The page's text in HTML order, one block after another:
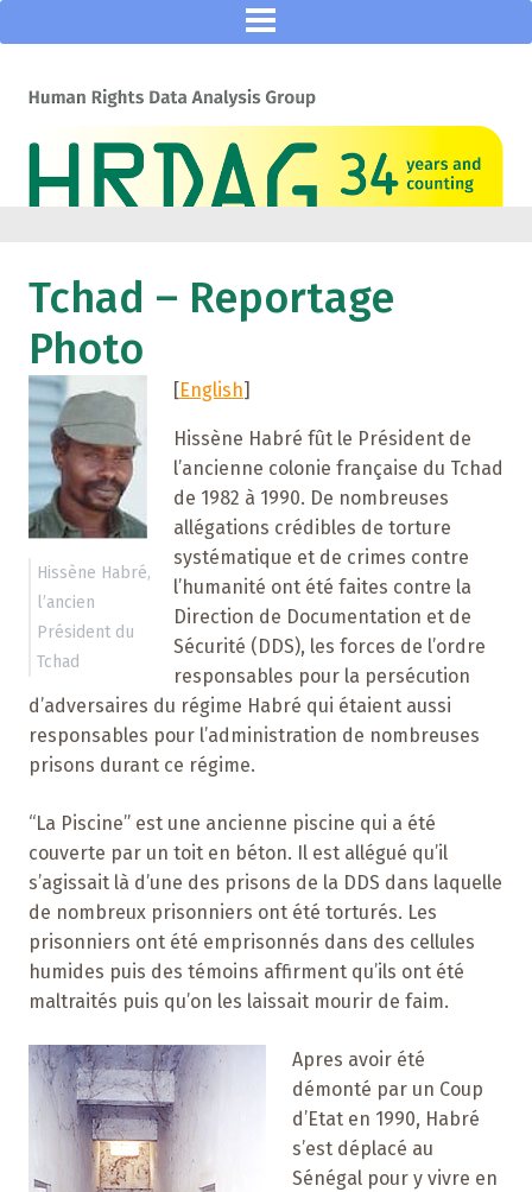
Tchad – Reportage
Photo
[ English]
Hissène Habré,
l’ancien
Président du
Tchad
Hissène Habré fût le Président de
l’ancienne colonie française du Tchad
de 1982 à 1990. De nombreuses
allégations crédibles de torture
systématique et de crimes contre
l’humanité ont été faites contre la
Direction de Documentation et de
Sécurité (DDS), les forces de l’ordre
responsables pour la persécution
d’adversaires du régime Habré qui étaient aussi
responsables pour l’administration de nombreuses
prisons durant ce régime.
“La Piscine” est une ancienne piscine qui a été
couverte par un toit en béton. Il est allégué qu’il
s’agissait là d’une des prisons de la DDS dans laquelle
de nombreux prisonniers ont été torturés. Les
prisonniers ont été emprisonnés dans des cellules
humides puis des témoins affirment qu’ils ont été
maltraités puis qu’on les laissait mourir de faim.
Apres avoir été
démonté par un Coup
d’Etat en 1990, Habré
s’est déplacé au
Sénégal pour y vivre en